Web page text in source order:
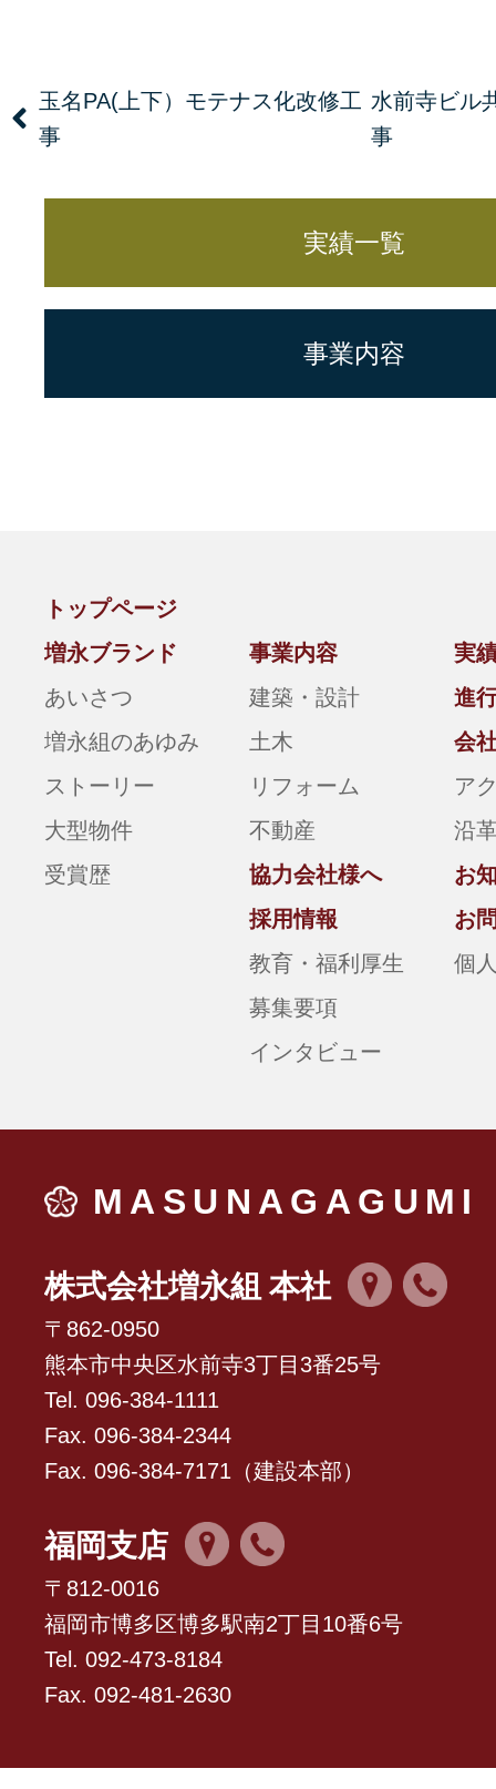
玉名PA(上下）モテナス化改修工
事
水前寺ビル
事
実績一覧
事業内容
トップページ
増永ブランド
あいさつ
増永組のあゆみ
ストーリー
大型物件
受賞歴
事業内容
建築・設計
土木
リフォーム
不動産
実
進
会
ア
沿
協力会社様へ
採用情報
教育・福利厚生
募集要項
インタビュー
お
お
個
MASUNAGAGUMI
株式会社増永組 本社
〒862-0950
熊本市中央区水前寺3丁目3番25号
Tel. 096-384-1111
Fax. 096-384-2344
Fax. 096-384-7171（建設本部）
福岡支店
〒812-0016
福岡市博多区博多駅南2丁目10番6号
Tel. 092-473-8184
Fax. 092-481-2630